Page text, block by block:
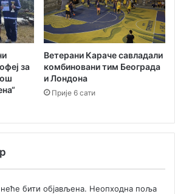
за
Ветерани Караче савладали
комбиновани тим Београда
и Лондона
Прије 6 сати
бити објављена. Неопходна поља